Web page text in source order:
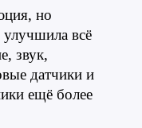
но
всё
звук,
датчики и
ещё более